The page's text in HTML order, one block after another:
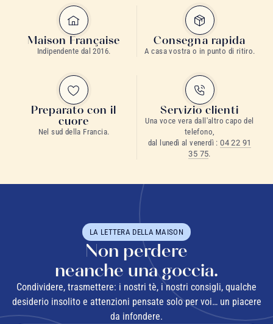
Maison Française
Indipendente dal 2016.
Consegna rapida
A casa vostra o in punto di ritiro.
Preparato con il
cuore
Nel sud della Francia.
Servizio clienti
Una voce vera dall'altro capo del
telefono,
dal lunedì al venerdì :04 22 91
35 75.
LA LETTERA DELLA MAISON
Non perdere
neanche una goccia.
Condividere, trasmettere: i nostri tè, i nostri consigli, qualche
desiderio insolito e attenzioni pensate solo per voi… un piacere
da infondere.